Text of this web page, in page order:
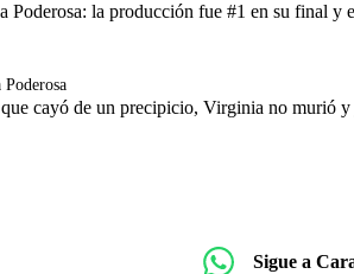
Poderosa: la producción fue #1 en su final y
que cayó de un precipicio, Virginia no murió
Sigue a